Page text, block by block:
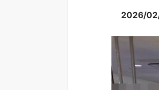
2026/